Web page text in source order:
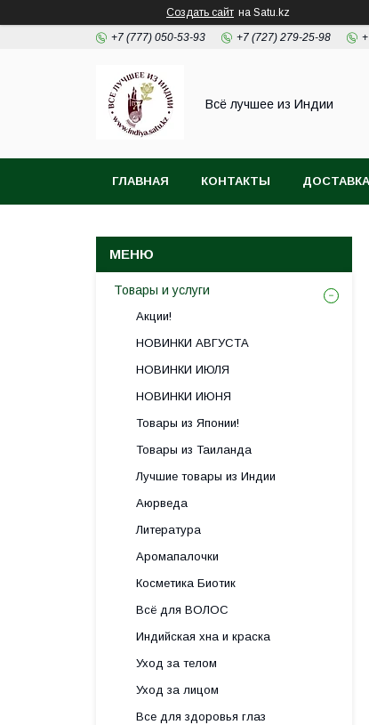
Создать сайт на Satu.kz
+7 (777) 050-53-93 +7 (727) 279-25-98
Всё лучшее из Индии
ГЛАВНАЯ КОНТАКТЫ
Товары и услуги
Акции!
НОВИНКИ АВГУСТА
НОВИНКИ ИЮЛЯ
НОВИНКИ ИЮНЯ
Товары из Японии!
Товары из Таиланда
Лучшие товары из Индии
Аюрведа
Литература
Аромапалочки
Косметика Биотик
Всё для ВОЛОС
Индийская хна и краска
Уход за телом
Уход за лицом
Все для здоровья глаз